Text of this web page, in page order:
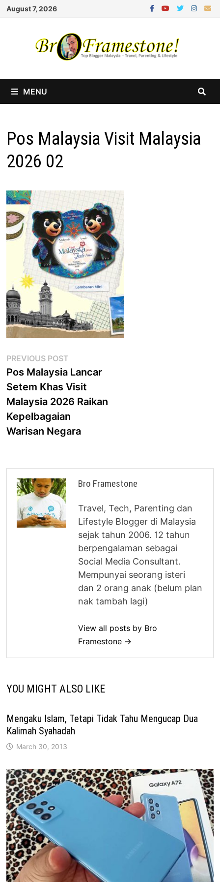
Skip
August 7, 2026
MENU
Pos Malaysia Visit Malaysia
2026 02
Post
navigation
PREVIOUS POST
post:
Pos Malaysia Lancar
Setem Khas Visit
Malaysia 2026 Raikan
Kepelbagaian
Warisan Negara
Bro Framestone
Travel, Tech, Parenting dan
Lifestyle Blogger di Malaysia
sejak tahun 2006. 12 tahun
berpengalaman sebagai
Social Media Consultant.
Mempunyai seorang isteri
dan 2 orang anak (belum plan
nak tambah lagi)
View all posts by Bro
Framestone →
YOU MIGHT ALSO LIKE
Mengaku Islam, Tetapi Tidak Tahu Mengucap Dua
Kalimah Syahadah
March 30, 2013